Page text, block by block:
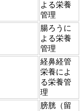
よる栄養
管理
腸ろうに
よる栄養
管理
経鼻経管
栄養によ
る栄養管
理
膀胱（留